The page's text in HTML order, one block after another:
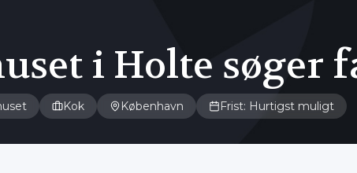
i Holte søger
Kok København Frist: Hurtigst muligt